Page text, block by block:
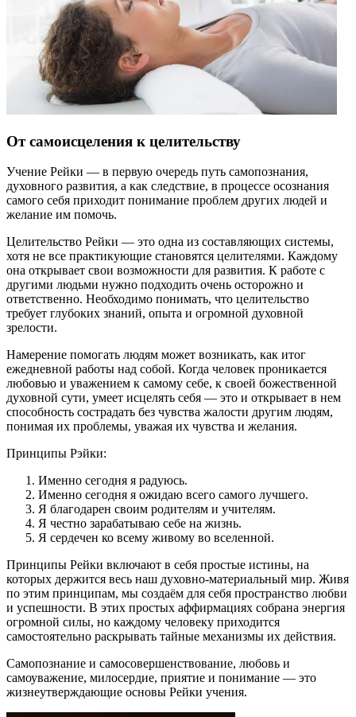
От самоисцеления к целительству
Учение Рейки — в первую очередь путь самопознания,
духовного развития, а как следствие, в процессе осознания
самого себя приходит понимание проблем других людей и
желание им помочь.
Целительство Рейки — это одна из составляющих системы,
хотя не все практикующие становятся целителями. Каждому
она открывает свои возможности для развития. К работе с
другими людьми нужно подходить очень осторожно и
ответственно. Необходимо понимать, что целительство
требует глубоких знаний, опыта и огромной духовной
зрелости.
Намерение помогать людям может возникать, как итог
ежедневной работы над собой. Когда человек проникается
любовью и уважением к самому себе, к своей божественной
духовной сути, умеет исцелять себя — это и открывает в нем
способность сострадать без чувства жалости другим людям,
понимая их проблемы, уважая их чувства и желания.
Принципы Рэйки:
Именно сегодня я радуюсь.
Именно сегодня я ожидаю всего самого лучшего.
Я благодарен своим родителям и учителям.
Я честно зарабатываю себе на жизнь.
Я сердечен ко всему живому во вселенной.
Принципы Рейки включают в себя простые истины, на
которых держится весь наш духовно-материальный мир. Живя
по этим принципам, мы создаём для себя пространство любви
и успешности. В этих простых аффирмациях собрана энергия
огромной силы, но каждому человеку приходится
самостоятельно раскрывать тайные механизмы их действия.
Самопознание и самосовершенствование, любовь и
самоуважение, милосердие, приятие и понимание — это
жизнеутверждающие основы Рейки учения.